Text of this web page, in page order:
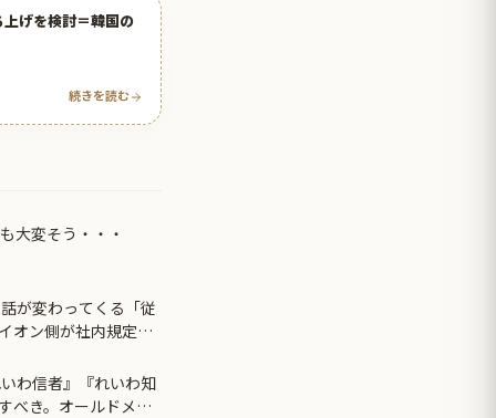
げを検討＝韓国の
続きを読む
大変そう・・・
が変わってくる「従
オン側が社内規定に
わ信者』『れいわ知
べき。オールドメデ